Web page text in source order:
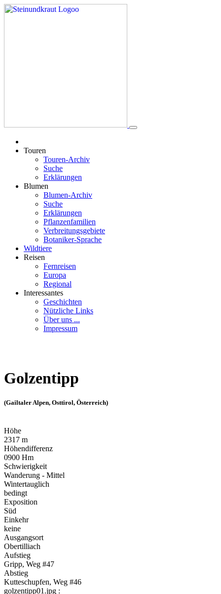
Touren
Touren-Archiv
Suche
Erklärungen
Blumen
Blumen-Archiv
Suche
Erklärungen
Pflanzenfamilien
Verbreitungsgebiete
Botaniker-Sprache
Wildtiere
Reisen
Fernreisen
Europa
Regional
Interessantes
Geschichten
Nützliche Links
Über uns ...
Impressum
Golzentipp
(Gailtaler Alpen, Osttirol, Österreich)
Höhe
2317 m
Höhendifferenz
0900 Hm
Schwierigkeit
Wanderung - Mittel
Wintertauglich
bedingt
Exposition
Süd
Einkehr
keine
Ausgangsort
Obertilliach
Aufstieg
Gripp, Weg #47
Abstieg
Kutteschupfen, Weg #46
golzentipp01.jpg :